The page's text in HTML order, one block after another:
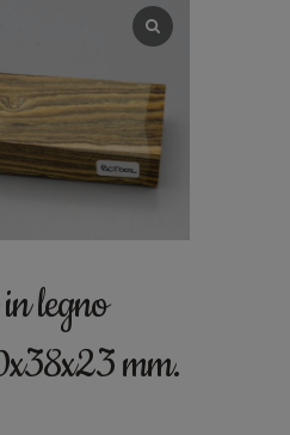
legno
mm.